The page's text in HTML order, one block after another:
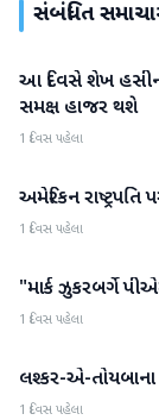
સંબંધિત
આંતરરાષ્ટ્રીય
આ દિવસે શેખ
સમક્ષ હાજર થશે
1 દિવસ પહેલા
આંતરરાષ્ટ્રીય
અમેરિકન
1 દિવસ પહેલા
આંતરરાષ્ટ્રીય
"માર્ક ઝુકરબર્ગે
1 દિવસ પહેલા
આંતરરાષ્ટ્રીય
લશ્કર-એ-તોયબાના
1 દિવસ પહેલા